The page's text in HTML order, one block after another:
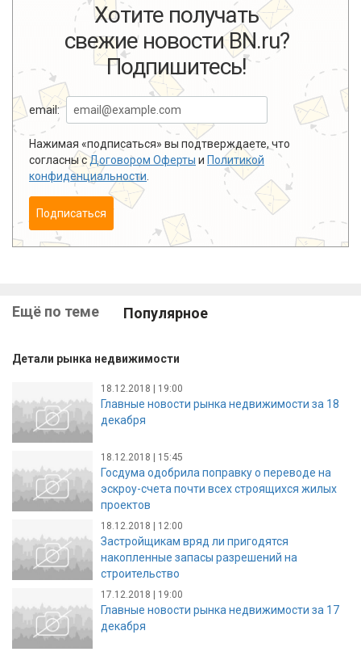
Хотите получать
свежие новости BN.ru?
Подпишитесь!
email:
Нажимая «подписаться» вы подтверждаете, что
согласны сДоговором Оферты и Политикой
конфиденциальности
Подписаться
Ещё по теме Популярное
Детали рынка недвижимости
18.12.2018 | 19:00
Главные новости рынка недвижимости за 18
декабря
18.12.2018 | 15:45
Госдума одобрила поправку о переводе на
эскроу-счета почти всех строящихся жилых
проектов
18.12.2018 | 12:00
Застройщикам вряд ли пригодятся
накопленные запасы разрешений на
строительство
17.12.2018 | 19:00
Главные новости рынка недвижимости за 17
декабря